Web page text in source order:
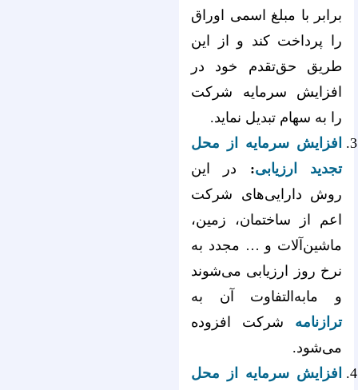
برابر با مبلغ اسمی اوراق
را پرداخت کند و از این
طریق حق‌‌‌‌‌‌‌‌‌‌‌‌‌‌‌‌‌‌‌‌‌‌‌‌‌‌‌‌‌‌‌‌‌‌‌‌‌‌‌‌‌‌‌‌‌‌‌‌‌‌‌‌‌‌‌‌‌‌‌‌‌‌‌‌تقدم خود در
افزایش سرمایه شرکت
را به سهام تبدیل نماید.
افزایش سرمایه از محل
تجدید ارزیابی: در این
روش دارایی‌های شرکت
اعم از ساختمان، زمین،
ماشین‌آلات و … مجدد به
نرخ روز ارزیابی می‌شوند
و مابه‌التفاوت آن به
ترازنامه
شرکت افزوده
می‌شود.
افزایش سرمایه از محل